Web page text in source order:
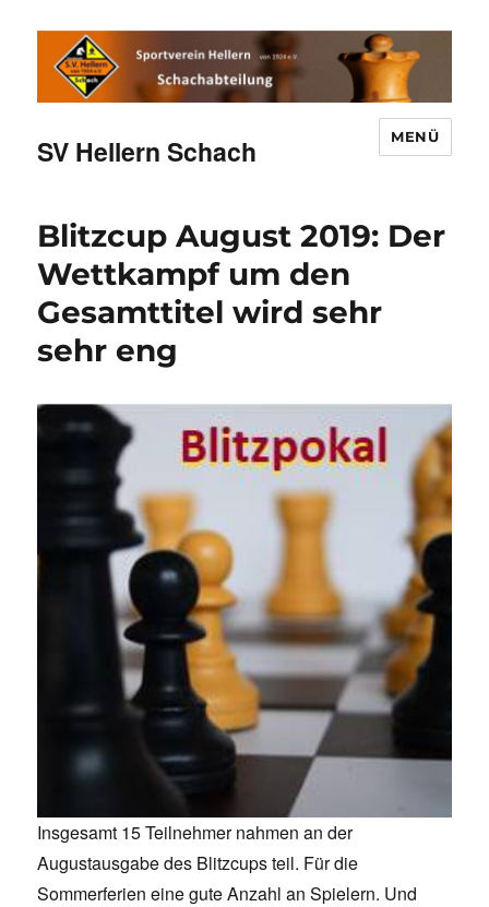
SV Hellern Schach MENÜ
Blitzcup August 2019: Der
Wettkampf um den
Gesamttitel wird sehr
sehr eng
Insgesamt 15 Teilnehmer nahmen an der
Augustausgabe des Blitzcups teil. Für die
Sommerferien eine gute Anzahl an Spielern. Und